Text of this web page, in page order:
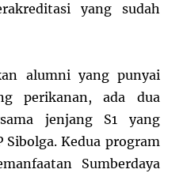
yang sudah
alumni yang punyai
perikanan, ada dua
jenjang S1 yang
Kedua program
Sumberdaya